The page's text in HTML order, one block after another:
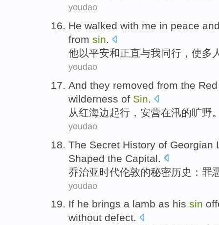
youdao
He walked with me in peace
from sin.
他以平安和正直与我同行 ， 使多
youdao
And they removed from the Red
wilderness of Sin.
从红海边起行 ， 安营在汛的旷野
youdao
The Secret History of Georgian
Shaped the Capital
乔治亚时代伦敦的秘密历史 ： 罪
youdao
If he brings a lamb as his sin
without defect.